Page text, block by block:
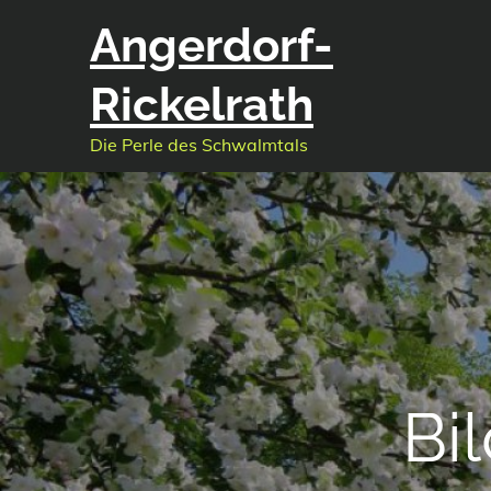
Angerdorf-
Rickelrath
Die Perle des Schwalmtals